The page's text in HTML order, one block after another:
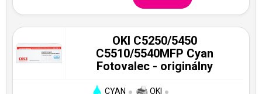
OKI C5250/5450
C5510/5540MFP Cyan
Fotovalec - originálny
CYAN OKI